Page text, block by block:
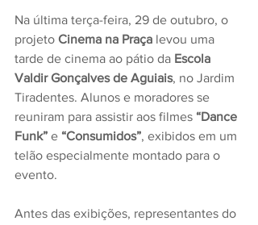
Na última terça-feira, 29 de outubro, o
projeto Cinema na Praça levou uma
tarde de cinema ao pátio da Escola
Valdir Gonçalves de Aguiais, no Jardim
Tiradentes. Alunos e moradores se
reuniram para assistir aos filmes “Dance
Funk” e “Consumidos”, exibidos em um
telão especialmente montado para o
evento.
Antes das exibições, representantes do